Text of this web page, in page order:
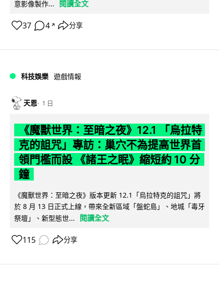
意影像製作... 閱讀全文
37 4 ↗ 分享
科技娛樂 遊戲情報
天恩 1 日
《魔獸世界：至暗之夜》12.1 「烏拉特
克的詛咒」專訪：巢穴不為提高世界首
領門檻而設 《諸王之眠》縮短約 10 分
鐘
《魔獸世界：至暗之夜》版本更新 12.1「烏拉特克的詛咒」將
於 8 月 13 日正式上線，帶來全新區域「盤蛇島」、地城「毒牙
祭壇」、新型態世...
閱讀全文
115 分享